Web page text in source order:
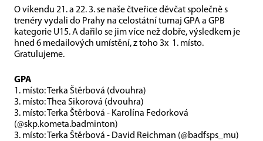
O víkendu 21. a 22. 3. se naše čtveřice děvčat společně s
trenéry vydali do Prahy na celostátní turnaj GPA a GPB
kategorie U15. A dařilo se jim více než dobře, výsledkem je
hned 6 medailových umístění, z toho 3x 1. místo.
Gratulujeme.
GPA
1. místo:Terka Štěrbová (dvouhra)
3. místo:Thea Sikorová (dvouhra)
3. místo:Terka Štěrbová - Karolína Fedorková
(@skp.kometa.badminton)
3. místo:Terka Štěrbová - David Reichman (@badfsps_mu)